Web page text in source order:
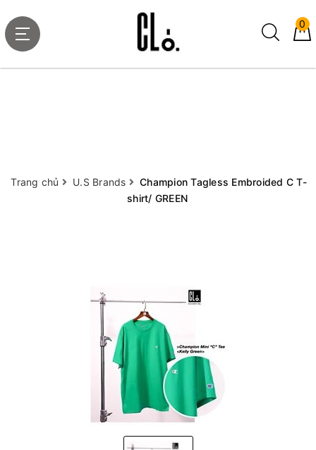
0
Trang chủ U.S Brands
Champion Tagless Embroided C T-
shirt/ GREEN